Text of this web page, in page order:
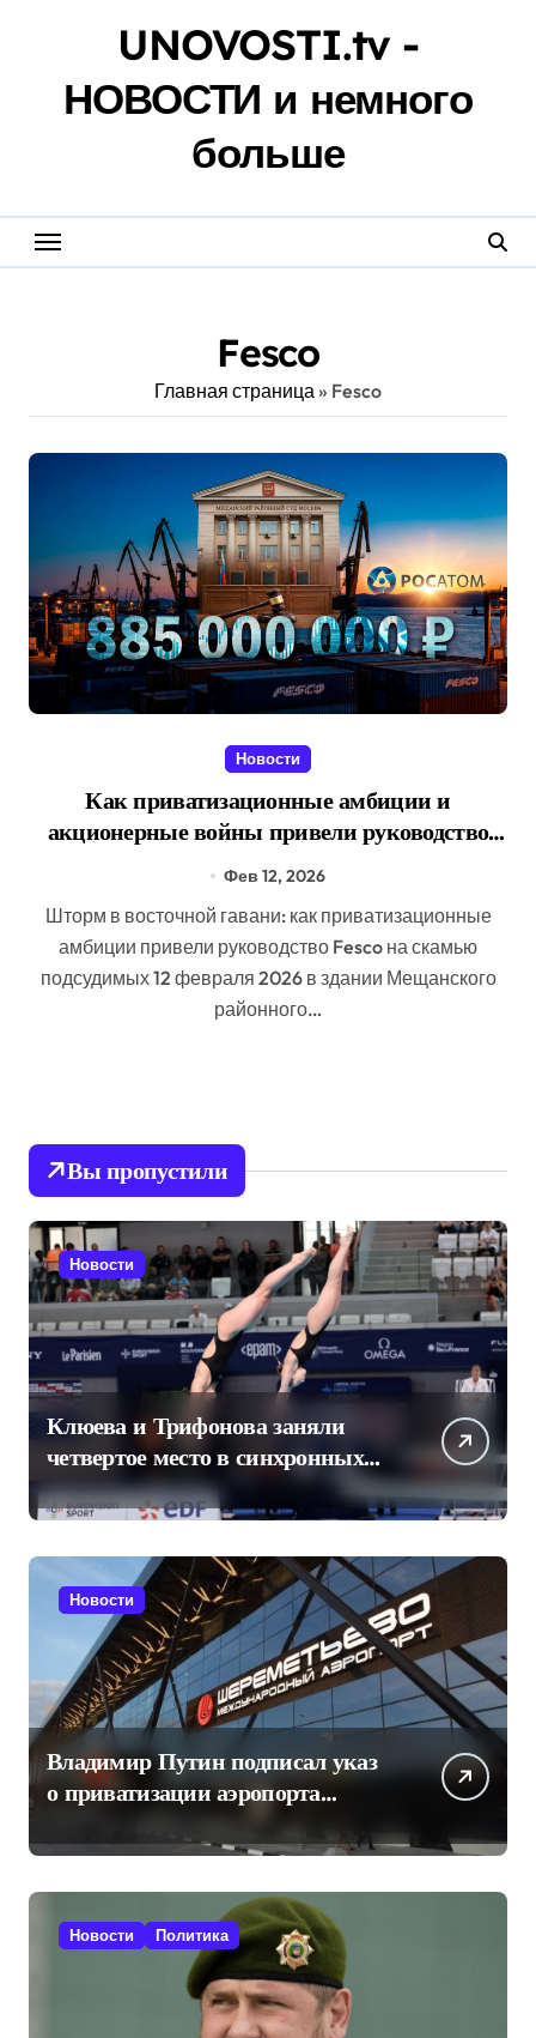
UNOVOSTI.tv -
НОВОСТИ и немного
больше
Fesco
Главная страница» Fesco
Новости
Как приватизационные амбиции и
акционерные войны привели руководство
пароходства) на скамью подсудимых
Фев 12, 2026
Шторм в восточной гавани: как приватизационные
амбиции привели руководство Fesco на скамью
подсудимых 12 февраля 2026 в здании Мещанского
районного…
Вы пропустили
Новости
Клюева и Трифонова заняли
четвертое место в синхронных
прыжках в воду на чемпионате
Европы
Новости
Владимир Путин подписал указ
о приватизации аэропорта
Шереметьево
Новости Политика